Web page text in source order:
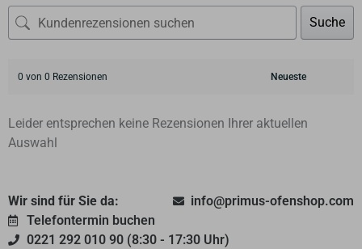
Suche
0 von 0 Rezensionen
Leider entsprechen keine Rezensionen Ihrer aktuellen
Auswahl
Wir sind für Sie da:
info@primus-ofenshop.com
Telefontermin buchen
0221 292 010 90 (8:30 - 17:30 Uhr)